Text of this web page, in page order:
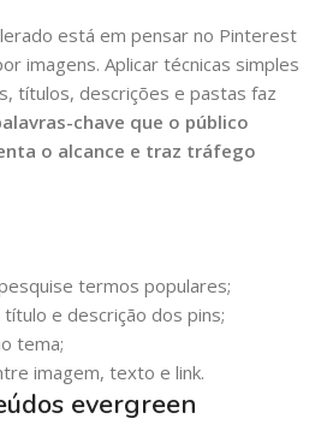
está em pensar no Pinterest
imagens. Aplicar técnicas simples
títulos, descrições e pastas faz
chave que o público
o alcance e traz tráfego
termos populares;
título e descrição dos pins;
tema;
imagem, texto e link.
evergreen